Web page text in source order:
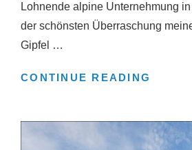
Lohnende alpine Unternehmung
der schönsten Überraschung
Gipfel …
CONTINUE READING